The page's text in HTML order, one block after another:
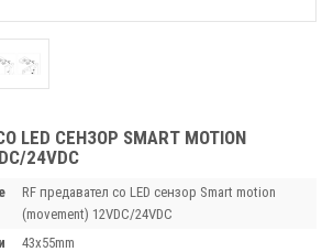
LED СЕНЗОР SMART MOTION
24VDC
RF предавател со LED сензор Smart motion
(movement) 12VDC/24VDC
43x55mm